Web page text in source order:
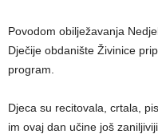
Povodom obilježavanja
Dječije obdanište Živinice
program.
Djeca su recitovala, crtala,
im ovaj dan učine još